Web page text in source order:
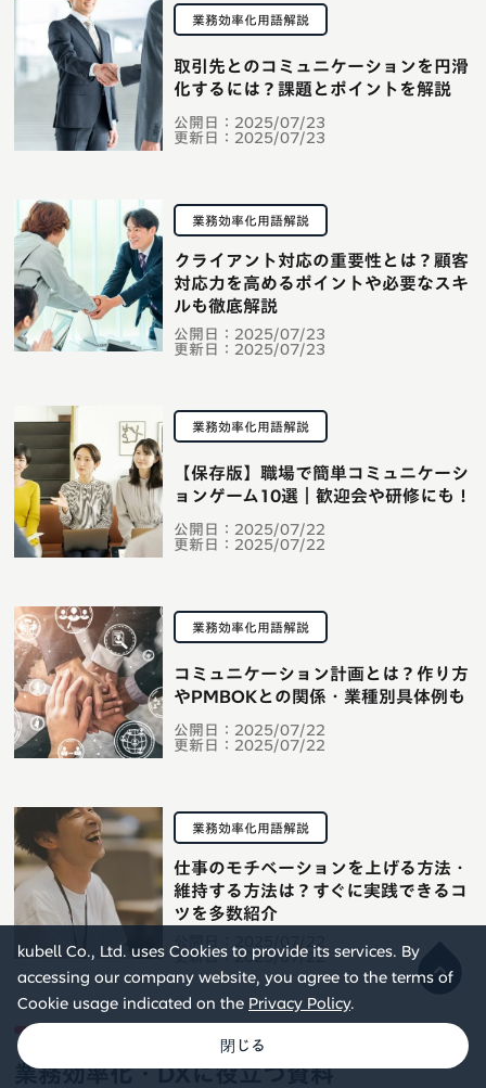
kubell Co., Ltd. uses Cookies to provide its services. By
accessing our company website, you agree to the terms of
Cookie usage indicated on the Privacy Policy.
業務効率化用語解説
公開日： 2025/07/23
更新日： 2025/07/23
取引先とのコミュニケーションを円滑
化するには？課題とポイントを解説
業務効率化用語解説
公開日： 2025/07/23
更新日： 2025/07/23
クライアント対応の重要性とは？顧客
対応力を高めるポイントや必要なスキ
ルも徹底解説
業務効率化用語解説
公開日： 2025/07/22
更新日： 2025/07/22
【保存版】職場で簡単コミュニケーシ
ョンゲーム10選｜歓迎会や研修にも！
業務効率化用語解説
公開日： 2025/07/22
更新日： 2025/07/22
コミュニケーション計画とは？作り方
やPMBOKとの関係・業種別具体例も
業務効率化用語解説
公開日：
2025/07/22
更新日：2025/07/22
仕事のモチベーションを上げる方法・
維持する方法は？すぐに実践できるコ
ツを多数紹介
業務効率化・DXに役立つ資料